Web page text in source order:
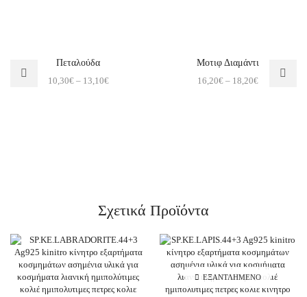
Πεταλούδα
10,30€ – 13,10€
Μοτιφ Διαμάντι
16,20€ – 18,20€
Σχετικά Προϊόντα
ΕΞΑΝΤΛΗΜΈΝΟ